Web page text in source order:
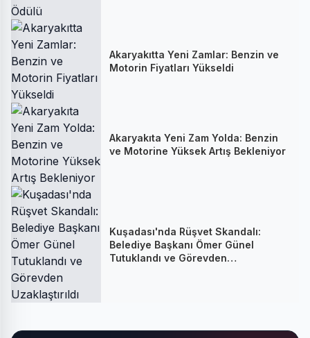
Akaryakıtta Yeni Zamlar: Benzin ve
Motorin Fiyatları Yükseldi
Akaryakıta Yeni Zam Yolda: Benzin
ve Motorine Yüksek Artış Bekleniyor
Kuşadası'nda Rüşvet Skandalı:
Belediye Başkanı Ömer Günel
Tutuklandı ve Görevden